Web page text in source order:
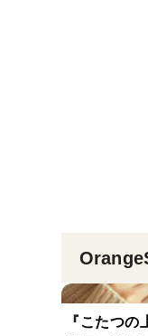
『こたつ